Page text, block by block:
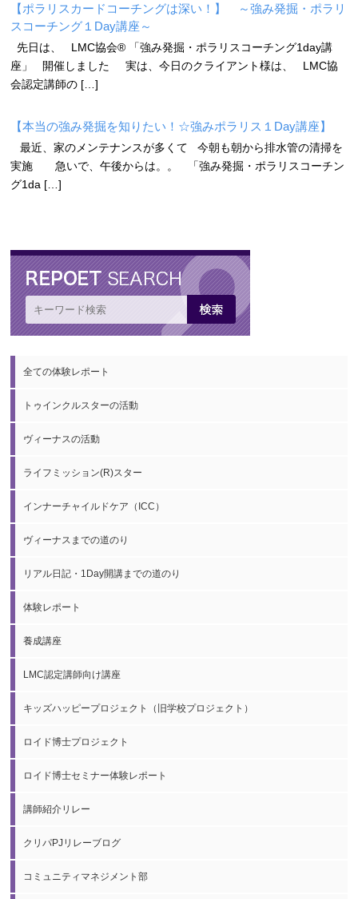
【ポラリスカードコーチングは深い！】 ～強み発掘・ポラリ
スコーチング１Day講座～
先日は、 LMC協会® 「強み発掘・ポラリスコーチング1day講
座」 開催しました 実は、今日のクライアント様は、 LMC協
会認定講師の […]
【本当の強み発掘を知りたい！☆強みポラリス１Day講座】
最近、家のメンテナンスが多くて 今朝も朝から排水管の清掃を
実施 急いで、午後からは。。 「強み発掘・ポラリスコーチン
グ1da […]
全ての体験レポート
トゥインクルスターの活動
ヴィーナスの活動
ライフミッション(R)スター
インナーチャイルドケア（ICC）
ヴィーナスまでの道のり
リアル日記・1Day開講までの道のり
体験レポート
養成講座
LMC認定講師向け講座
キッズハッピープロジェクト（旧学校プロジェクト）
ロイド博士プロジェクト
ロイド博士セミナー体験レポート
講師紹介リレー
クリパPJリレーブログ
コミュニティマネジメント部